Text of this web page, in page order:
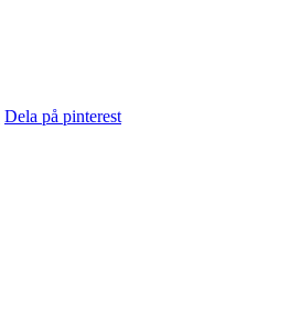
Dela på pinterest